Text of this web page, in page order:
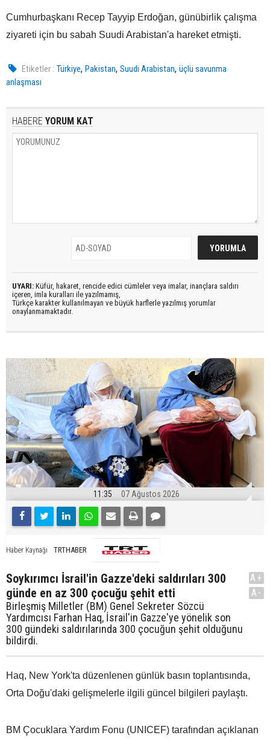
Cumhurbaşkanı Recep Tayyip Erdoğan, günübirlik çalışma
ziyareti için bu sabah Suudi Arabistan'a hareket etmişti.
Etiketler : Türkiye,Pakistan,Suudi Arabistan,üçlü savunma
anlaşması
HABERE YORUM KAT
UYARI: Küfür, hakaret, rencide edici cümleler veya imalar, inançlara saldırı
içeren, imla kuralları ile yazılmamış,
Türkçe karakter kullanılmayan ve büyük harflerle yazılmış yorumlar
onaylanmamaktadır.
11:35 07 Ağustos 2026
Haber Kaynağı TRTHABER
Soykırımcı İsrail'in Gazze'deki saldırıları 300
günde en az 300 çocuğu şehit etti
Birleşmiş Milletler (BM) Genel Sekreter Sözcü
Yardımcısı Farhan Haq, İsrail'in Gazze'ye yönelik son
300 gündeki saldırılarında 300 çocuğun şehit olduğunu
bildirdi.
A+
A-
Haq, New York'ta düzenlenen günlük basın toplantısında,
Orta Doğu'daki gelişmelerle ilgili güncel bilgileri paylaştı.
BM Çocuklara Yardım Fonu (UNICEF) tarafından açıklanan